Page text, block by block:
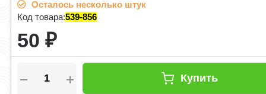
Осталось несколько штук
Код товара:539-856
50₽
Купить